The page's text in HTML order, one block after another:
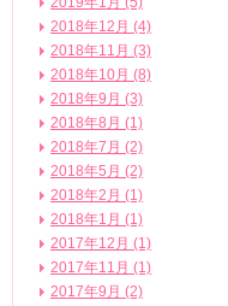
2018年12月 (4)
2018年11月 (3)
2018年10月 (8)
2018年9月 (3)
2018年8月 (1)
2018年7月 (2)
2018年5月 (2)
2018年2月 (1)
2018年1月 (1)
2017年12月 (1)
2017年11月 (1)
2017年9月 (2)